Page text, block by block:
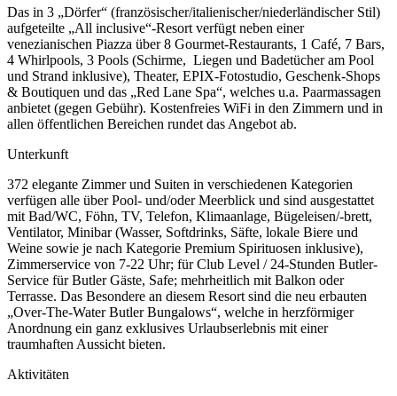
Das in 3 „Dörfer“ (französischer/italienischer/niederländischer Stil)
aufgeteilte „All inclusive“-Resort verfügt neben einer
venezianischen Piazza über 8 Gourmet-Restaurants, 1 Café, 7 Bars,
4 Whirlpools, 3 Pools (Schirme, Liegen und Badetücher am Pool
und Strand inklusive), Theater, EPIX-Fotostudio, Geschenk-Shops
& Boutiquen und das „Red Lane Spa“, welches u.a. Paarmassagen
anbietet (gegen Gebühr). Kostenfreies WiFi in den Zimmern und in
allen öffentlichen Bereichen rundet das Angebot ab.
Unterkunft
372 elegante Zimmer und Suiten in verschiedenen Kategorien
verfügen alle über Pool- und/oder Meerblick und sind ausgestattet
mit Bad/WC, Föhn, TV, Telefon, Klimaanlage, Bügeleisen/-brett,
Ventilator, Minibar (Wasser, Softdrinks, Säfte, lokale Biere und
Weine sowie je nach Kategorie Premium Spirituosen inklusive),
Zimmerservice von 7-22 Uhr; für Club Level / 24-Stunden Butler-
Service für Butler Gäste, Safe; mehrheitlich mit Balkon oder
Terrasse. Das Besondere an diesem Resort sind die neu erbauten
„Over-The-Water Butler Bungalows“, welche in herzförmiger
Anordnung ein ganz exklusives Urlaubserlebnis mit einer
traumhaften Aussicht bieten.
Aktivitäten